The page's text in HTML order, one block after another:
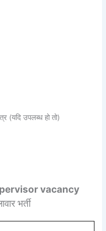
(यदि उपलब्ध हो तो)
vacancy
भर्ती